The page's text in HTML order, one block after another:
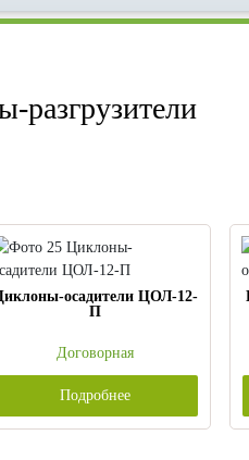
разгрузители
осадители ЦОЛ-12-
П
Договорная
Подробнее